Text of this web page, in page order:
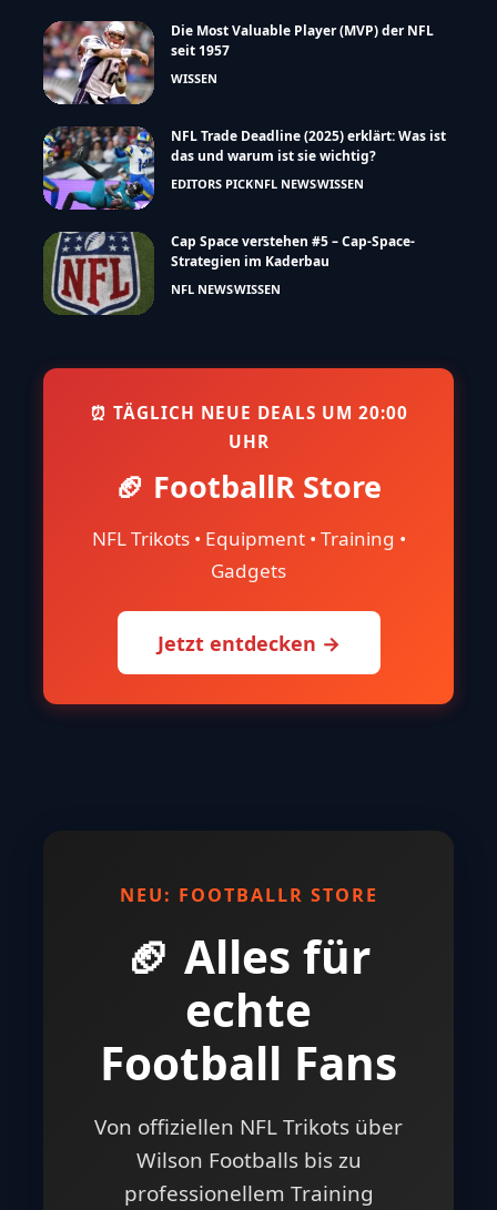
Die Most Valuable Player (MVP) der NFL
seit 1957
WISSEN
NFL Trade Deadline (2025) erklärt: Was ist
das und warum ist sie wichtig?
EDITORS PICKNFL NEWSWISSEN
Cap Space verstehen #5 – Cap-Space-
Strategien im Kaderbau
NFL NEWSWISSEN
⏰ TÄGLICH NEUE DEALS UM 20:00
UHR
🏈 FootballR Store
NFL Trikots • Equipment • Training •
Gadgets
Jetzt entdecken →
NEU: FOOTBALLR STORE
🏈 Alles für
echte
Football Fans
Von offiziellen NFL Trikots über
Wilson Footballs bis zu
professionellem Training